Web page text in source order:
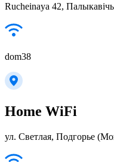
Rucheinaya 42,
dom38
Home WiFi
ул. Светлая, Подгорье